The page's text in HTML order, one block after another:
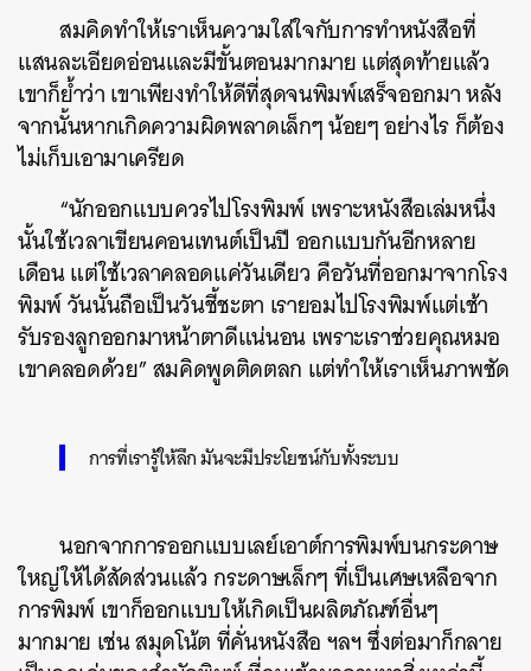
สมคิดทำให้เราเห็นความใส่ใจกับการทำหนังสือที่
แสนละเอียดอ่อนและมีขั้นตอนมากมาย แต่สุดท้ายแล้ว
เขาก็ย้ำว่า เขาเพียงทำให้ดีที่สุดจนพิมพ์เสร็จออกมา หลัง
จากนั้นหากเกิดความผิดพลาดเล็กๆ น้อยๆ อย่างไร ก็ต้อง
ไม่เก็บเอามาเครียด
“นักออกแบบควรไปโรงพิมพ์ เพราะหนังสือเล่มหนึ่ง
นั้นใช้เวลาเขียนคอนเทนต์เป็นปี ออกแบบกันอีกหลาย
เดือน แต่ใช้เวลาคลอดแค่วันเดียว คือวันที่ออกมาจากโรง
พิมพ์ วันนั้นถือเป็นวันชี้ชะตา เรายอมไปโรงพิมพ์แต่เช้า
รับรองลูกออกมาหน้าตาดีแน่นอน เพราะเราช่วยคุณหมอ
เขาคลอดด้วย” สมคิดพูดติดตลก แต่ทำให้เราเห็นภาพชัด
การที่เรารู้ให้ลึก มันจะมีประโยชน์กับทั้งระบบ
นอกจากการออกแบบเลย์เอาต์การพิมพ์บนกระดาษ
ใหญ่ให้ได้สัดส่วนแล้ว กระดาษเล็กๆ ที่เป็นเศษเหลือจาก
การพิมพ์ เขาก็ออกแบบให้เกิดเป็นผลิตภัณฑ์อื่นๆ
มากมาย เช่น สมุดโน้ต ที่คั่นหนังสือ ฯลฯ ซึ่งต่อมาก็กลาย